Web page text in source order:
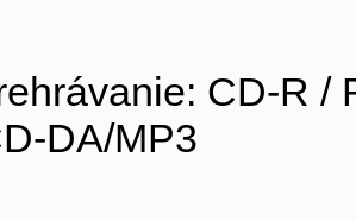
CD-R /
DA/MP3